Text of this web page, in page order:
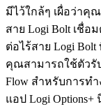
มีไว้ใกล้ๆ เผื่อว่า
สาย Logi Bolt เชื่อ
ต่อไร้สาย Logi
คุณสามารถใช้ตัวรั
Flow สำหรับการท
แอป Logi